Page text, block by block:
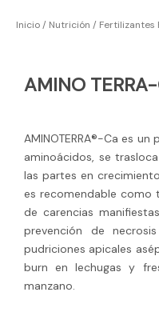
Inicio/ Nutrición / Fertilizantes
AMINO
AMINOTERRA®-Ca es
aminoácidos, se
las partes en
es recomendable como
de carencias
prevención de
pudriciones apicales
burn en lechugas y
manzano.